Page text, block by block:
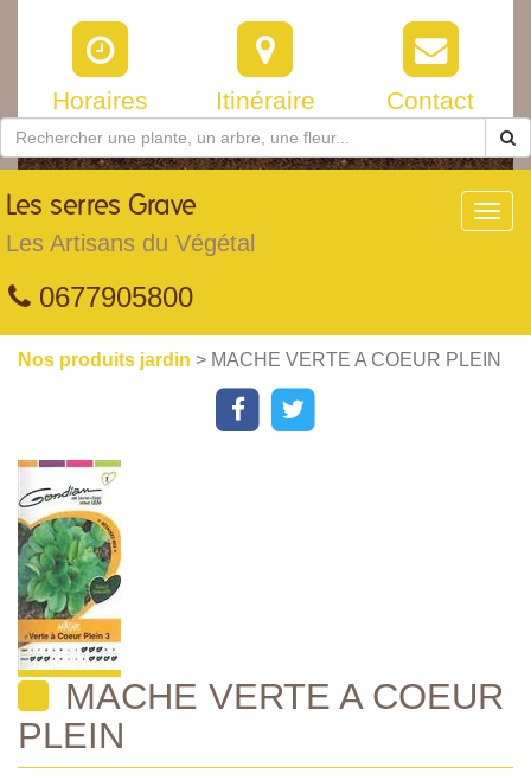
Horaires Itinéraire Contact
Les serres Grave
Les Artisans du Végétal
0677905800
Nos produits jardin > MACHE VERTE A COEUR PLEIN
MACHE VERTE A COEUR
PLEIN